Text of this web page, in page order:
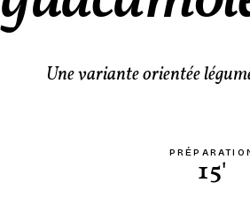
Une variante orientée
15'